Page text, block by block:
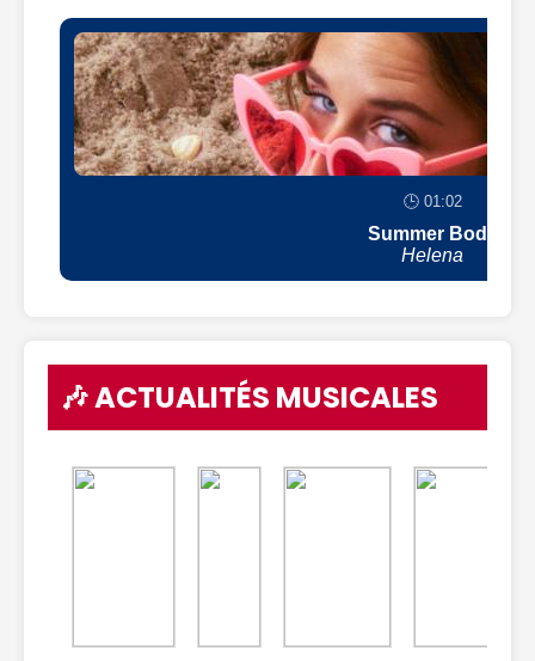
🕒 01:02
Summer Body
Helena
🎶 ACTUALITÉS MUSICALES